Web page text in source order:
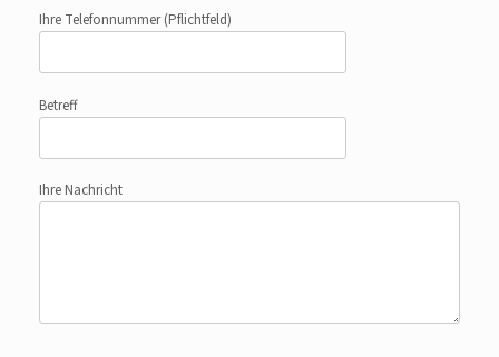
Ihre Telefonnummer(Pflichtfeld)
Betreff
Ihre Nachricht